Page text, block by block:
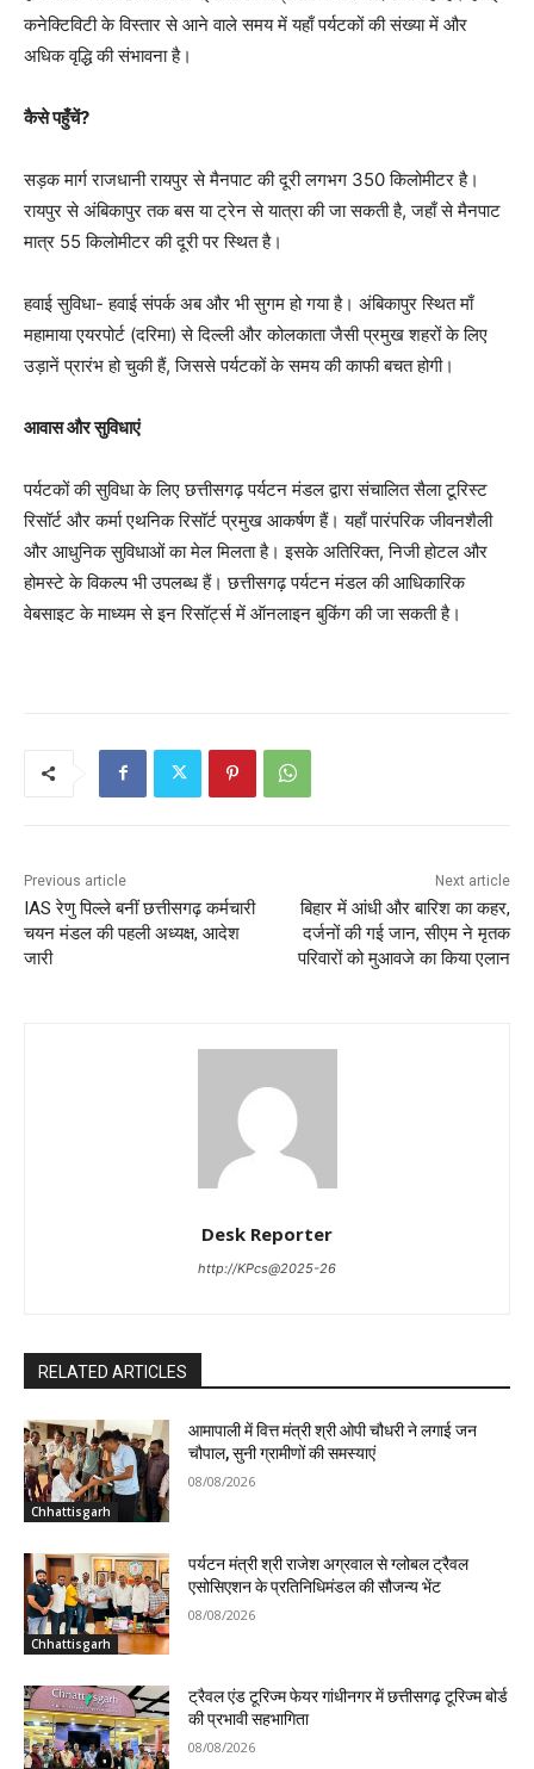
कनेक्टिविटी के विस्तार से आने वाले समय में यहाँ पर्यटकों की संख्या में और
अधिक वृद्धि की संभावना है।
कैसे पहुँचें?
सड़क मार्ग राजधानी रायपुर से मैनपाट की दूरी लगभग 350 किलोमीटर है।
रायपुर से अंबिकापुर तक बस या ट्रेन से यात्रा की जा सकती है, जहाँ से मैनपाट
मात्र 55 किलोमीटर की दूरी पर स्थित है।
हवाई सुविधा- हवाई संपर्क अब और भी सुगम हो गया है। अंबिकापुर स्थित माँ
महामाया एयरपोर्ट (दरिमा) से दिल्ली और कोलकाता जैसी प्रमुख शहरों के लिए
उड़ानें प्रारंभ हो चुकी हैं, जिससे पर्यटकों के समय की काफी बचत होगी।
आवास और सुविधाएं
पर्यटकों की सुविधा के लिए छत्तीसगढ़ पर्यटन मंडल द्वारा संचालित सैला टूरिस्ट
रिसॉर्ट और कर्मा एथनिक रिसॉर्ट प्रमुख आकर्षण हैं। यहाँ पारंपरिक जीवनशैली
और आधुनिक सुविधाओं का मेल मिलता है। इसके अतिरिक्त, निजी होटल और
होमस्टे के विकल्प भी उपलब्ध हैं। छत्तीसगढ़ पर्यटन मंडल की आधिकारिक
वेबसाइट के माध्यम से इन रिसॉर्ट्स में ऑनलाइन बुकिंग की जा सकती है।
Previous article
IAS रेणु पिल्ले बनीं छत्तीसगढ़ कर्मचारी
चयन मंडल की पहली अध्यक्ष, आदेश
जारी
Next article
बिहार में आंधी और बारिश का कहर,
दर्जनों की गई जान, सीएम ने मृतक
परिवारों को मुआवजे का किया एलान
Desk Reporter
http://KPcs@2025-26
RELATED ARTICLES
Chhattisgarh
आमापाली में वित्त मंत्री श्री ओपी चौधरी ने लगाई जन
चौपाल, सुनी ग्रामीणों की समस्याएं
08/08/2026
Chhattisgarh
पर्यटन मंत्री श्री राजेश अग्रवाल से ग्लोबल ट्रैवल
एसोसिएशन के प्रतिनिधिमंडल की सौजन्य भेंट
08/08/2026
ट्रैवल एंड टूरिज्म फेयर गांधीनगर में छत्तीसगढ़ टूरिज्म बोर्ड
की प्रभावी सहभागिता
08/08/2026